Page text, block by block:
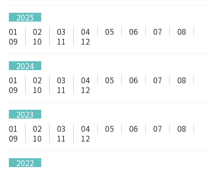
2025
01
02 03 04 05 06 07
08
09
10 11 12
2024
01
02 03 04 05 06 07
08
09
10 11 12
2023
01
02 03 04 05 06 07
08
09
10 11 12
2022